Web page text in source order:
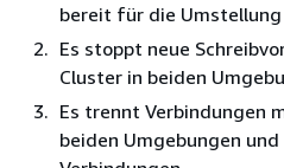
bereit für die Umstellung
Es stoppt neue
Cluster in beiden
Es trennt Verbindungen
beiden Umgebungen